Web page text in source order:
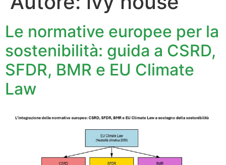
Le normative europee per la
sostenibilità: guida a CSRD,
SFDR, BMR e EU Climate
Law